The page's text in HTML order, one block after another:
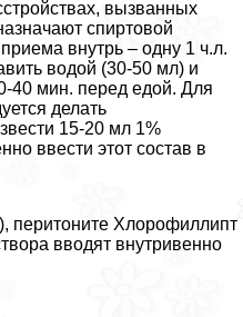
вызванных
спиртовой
внутрь – одну 1 ч.л.
водой (30-50 мл) и
40 мин. перед едой. Для
делать
15-20 мл 1%
ввести этот состав в
перитоните Хлорофиллипт
вводят внутривенно